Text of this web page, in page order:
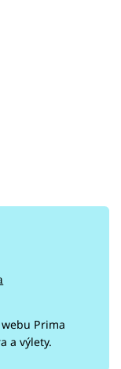
Prima
a výlety.